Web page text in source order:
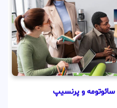
سائوتومه و پرنسیپ